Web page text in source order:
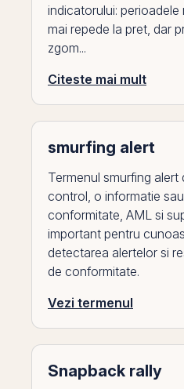
indicatorului:
mai repede la pret, dar
zgom...
Citeste mai mult
smurfing alert
Termenul smurfing alert
control, o informatie
conformitate, AML si
important pentru
detectarea alertelor si
de conformitate.
Vezi termenul
Snapback rally